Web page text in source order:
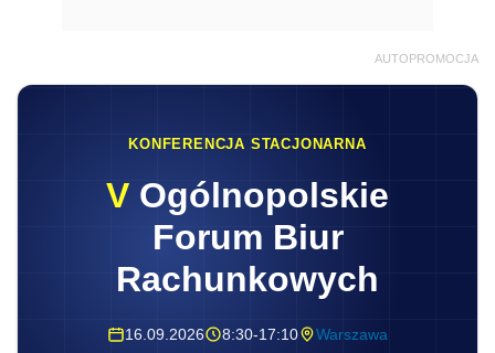
AUTOPROMOCJA
KONFERENCJA STACJONARNA
V Ogólnopolskie
Forum Biur
Rachunkowych
16.09.2026 8:30-17:10 Warszawa